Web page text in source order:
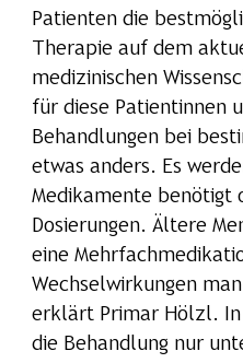
Patienten die
Therapie auf dem
medizinischen
für diese Patientinnen
Behandlungen bei
etwas anders. Es
Medikamente benötigt
Dosierungen. Ältere
eine
Wechselwirkungen
erklärt Primar Hölzl. In
die Behandlung nur